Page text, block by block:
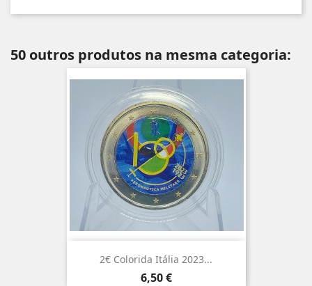
50 outros produtos na mesma categoria:
2€ Colorida Itália 2023...
Preço
6,50 €